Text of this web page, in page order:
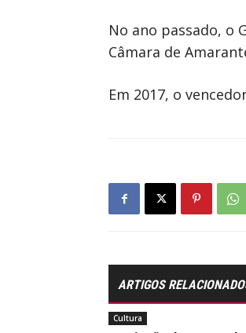
No ano passado, o
Câmara de
Em 2017, o
ARTIGOS
Cultura